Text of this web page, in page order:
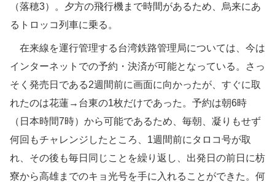
（落穂3）。夕方の飛行機まで時間があるため、烏来にあ
るトロッコ列車に乗る。
在来線を運行管理する台湾鉄路管理局については、今は
インターネットでの予約・決済が可能となっている。さっ
そく発売日である2週間前に画面に向かったが、すぐに取
れたのは花蓮→台東の1枚だけであった。予約は朝6時
（日本時間7時）から可能であるため、毎朝、凝りもせず
何回もチャレンジしたところ、1週間前にタロコ号が取
れ、その後も毎日同じことを繰り返し、出発日の前日に枋
寮から高雄までのキョ光号を手に入れることができた。何